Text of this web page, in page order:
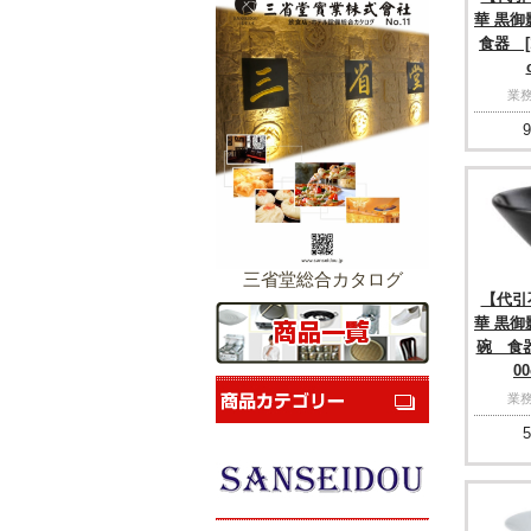
華 黒
食器
業
【代
華 黒
碗 食
業
三省堂総合カタログ